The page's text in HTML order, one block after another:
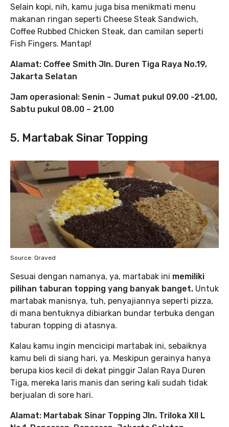
Selain kopi, nih, kamu juga bisa menikmati menu
makanan ringan seperti Cheese Steak Sandwich,
Coffee Rubbed Chicken Steak, dan camilan seperti
Fish Fingers. Mantap!
Alamat: Coffee Smith Jln. Duren Tiga Raya No.19,
Jakarta Selatan
Jam operasional: Senin – Jumat pukul 09.00 -21.00,
Sabtu pukul 08.00 – 21.00
5. Martabak Sinar Topping
Source: Qraved
Sesuai dengan namanya, ya, martabak ini memiliki
pilihan taburan topping yang banyak banget. Untuk
martabak manisnya, tuh, penyajiannya seperti pizza,
di mana bentuknya dibiarkan bundar terbuka dengan
taburan topping di atasnya.
Kalau kamu ingin mencicipi martabak ini, sebaiknya
kamu beli di siang hari, ya. Meskipun gerainya hanya
berupa kios kecil di dekat pinggir Jalan Raya Duren
Tiga, mereka laris manis dan sering kali sudah tidak
berjualan di sore hari.
Alamat: Martabak Sinar Topping Jln. Triloka XII L